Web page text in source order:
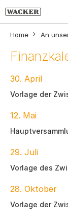
Home An
30. April
Vorlage der
12. Mai
29. Juli
Vorlage des
28. Oktober
Vorlage der